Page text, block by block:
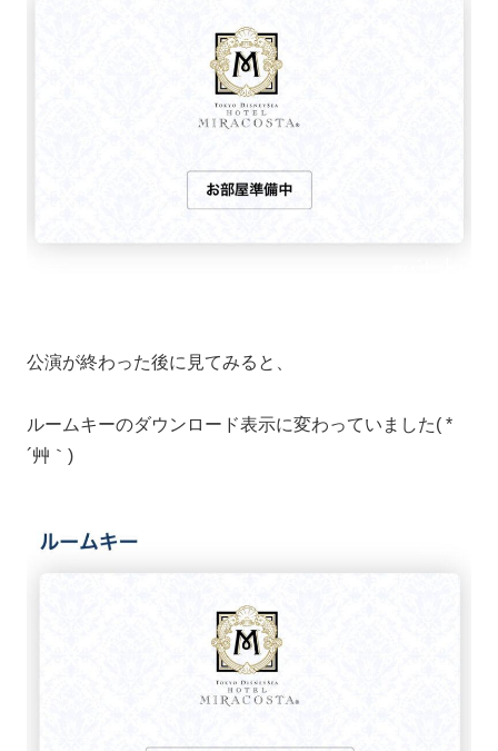
公演が終わった後に見てみると、
ルームキーのダウンロード表示に変わっていました( *
´艸｀)